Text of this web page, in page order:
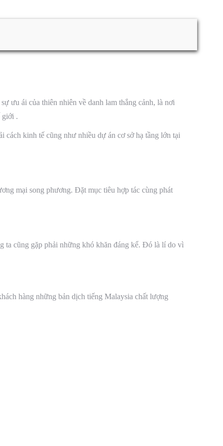
ưu ái của thiên nhiên về danh lam thắng cảnh, là nơi
giới .
kinh tế cũng như nhiều dự án cơ sở hạ tầng lớn tại
mại song phương. Đặt mục tiêu hợp tác cùng phát
ta cũng gặp phải những khó khăn đáng kể. Đó là lí do vì
hàng những bản dịch tiếng Malaysia chất lượng